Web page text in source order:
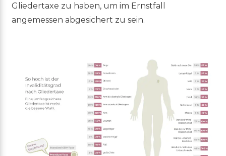
Gliedertaxe zu haben, um im Ernstfall
angemessen abgesichert zu sein.